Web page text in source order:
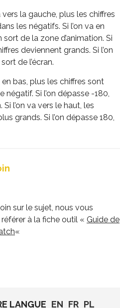
la gauche, plus les chiffres
les négatifs. Si l’on va en
de la zone d’animation. Si
deviennent grands. Si l’on
de l’écran.
bas, plus les chiffres sont
Si l’on dépasse -180,
Si l’on va vers le haut, les
grands. Si l’on dépasse 180,
sur le sujet, nous vous
à la fiche outil « Guide de
«
LANGUE EN FR PL